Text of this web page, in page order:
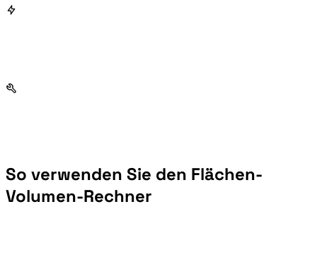
So verwenden Sie den Flächen-
Volumen-Rechner